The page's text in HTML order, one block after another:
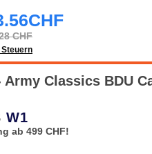
CHF
Steuern
Army Classics BDU
W1
ab 499 CHF!